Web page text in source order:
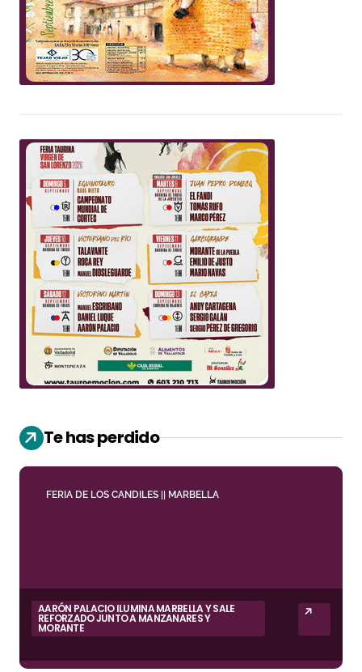
Te has perdido
FERIA DE LOS CANDILES || MARBELLA
AARÓN PALACIO ILUMINA MARBELLA Y SALE
REFORZADO JUNTO A MANZANARES Y
MORANTE